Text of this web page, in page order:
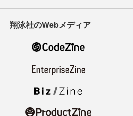
翔泳社のWebメディア